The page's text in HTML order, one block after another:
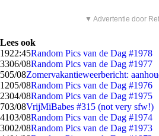
▼ Advertentie door
Lees ook
1922:45Random Pics van de Dag #1978
3306/08Random Pics van de Dag #1977
505/08Zomervakantieweerbericht:
1205/08Random Pics van de Dag #1976
2304/08Random Pics van de Dag #1975
703/08VrijMiBabes #315 (not very sfw!)
4103/08Random Pics van de Dag #1974
3002/08Random Pics van de Dag #1973